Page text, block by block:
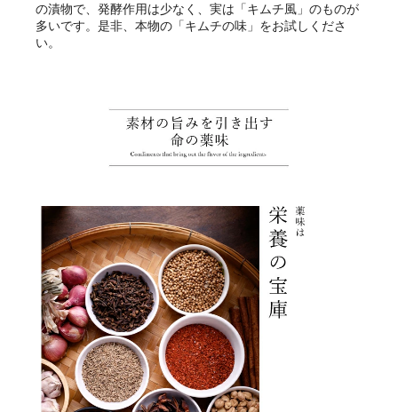
の漬物で、発酵作用は少なく、実は「キムチ風」のものが
多いです。是非、本物の「キムチの味」をお試しくださ
い。